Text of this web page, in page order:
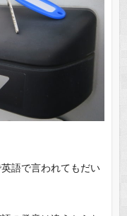
語で言われてもだい